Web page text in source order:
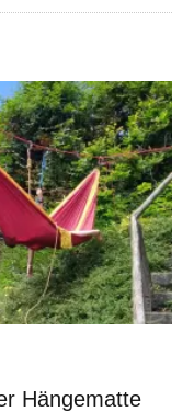
Hängematte